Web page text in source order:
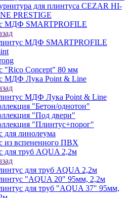
для плинтуса CEZAR HI-
PRESTIGE
МДФ SMARTPROFILE
МДФ SMARTPROFILE
"Rico Concept" 80 мм
МДФ Лука Point & Line
МДФ Лука Point & Line
"Бетон/однотон"
"Под двери"
"Плинтус+порог"
для линолеума
из вспененного ПВХ
для труб AQUA 2,2м
для труб AQUA 2,2м
"AQUA 20" 95мм, 2,2м
для труб "AQUA 37" 95мм,